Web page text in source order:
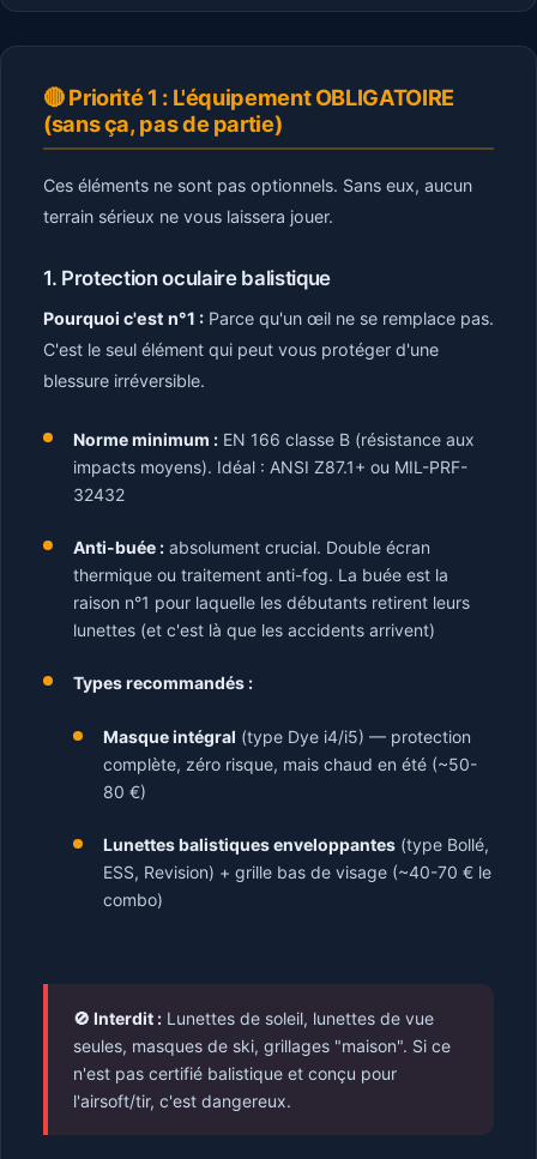
🔴 Priorité 1 : L'équipement OBLIGATOIRE
(sans ça, pas de partie)
Ces éléments ne sont pas optionnels. Sans eux, aucun
terrain sérieux ne vous laissera jouer.
1. Protection oculaire balistique
Pourquoi c'est n°1 : Parce qu'un œil ne se remplace pas.
C'est le seul élément qui peut vous protéger d'une
blessure irréversible.
Norme minimum : EN 166 classe B (résistance aux
impacts moyens). Idéal : ANSI Z87.1+ ou MIL-PRF-
32432
Anti-buée : absolument crucial. Double écran
thermique ou traitement anti-fog. La buée est la
raison n°1 pour laquelle les débutants retirent leurs
lunettes (et c'est là que les accidents arrivent)
Types recommandés :
Masque intégral (type Dye i4/i5) — protection
complète, zéro risque, mais chaud en été (~50-
80 €)
Lunettes balistiques enveloppantes (type Bollé,
ESS, Revision) + grille bas de visage (~40-70 € le
combo)
🚫 Interdit : Lunettes de soleil, lunettes de vue
seules, masques de ski, grillages "maison". Si ce
n'est pas certifié balistique et conçu pour
l'airsoft/tir, c'est dangereux.